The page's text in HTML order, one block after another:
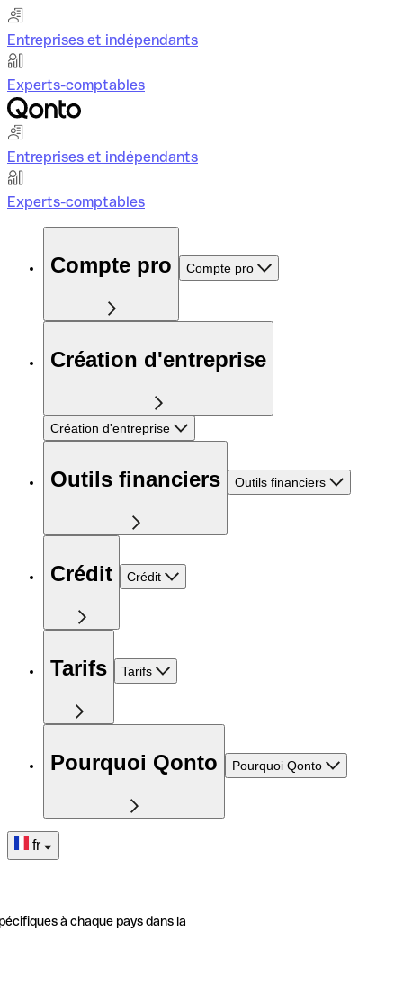
Entreprises et indépendants
Experts-comptables
Entreprises et indépendants
Experts-comptables
Compte pro Compte pro
Création d'entreprise
Création d'entreprise
Outils financiers Outils financiers
Crédit Crédit
Tarifs Tarifs
Pourquoi Qonto Pourquoi Qonto
fr
à chaque pays dans la